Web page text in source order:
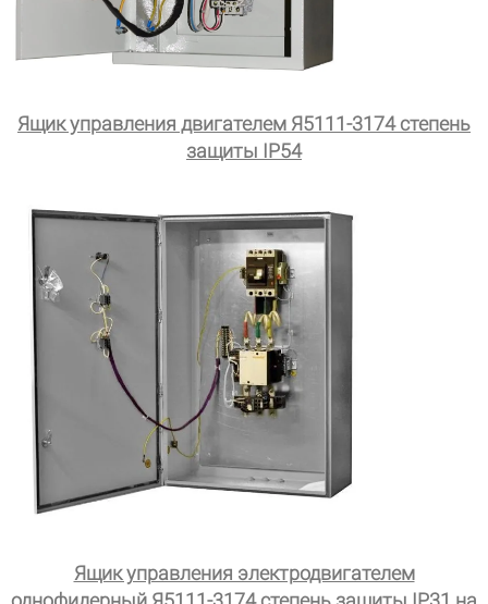
Ящик управления двигателем Я5111-3174 степень
защиты IP54
Ящик управления электродвигателем